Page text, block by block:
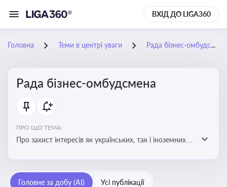
ВХІД ДО LIGA360
Головна Теми в центрі уваги Рада бізнес-омбудсмена
Рада бізнес-омбудсмена
ПРО ЩО ТЕМА:
Про захист інтересів як українських, так і іноземних
Головне за добу (AI) Усі публікації